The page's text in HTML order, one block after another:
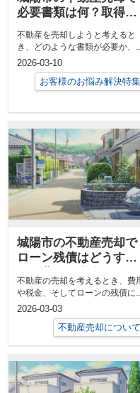
必要書類は何？取得や
費用も解説します
不動産を売却しようと考えると
き、どのような書類が必要か、
金や費用の準備は十分かと不安に
感じる方は...
2026-03-10
お客様のお悩み解決特集
城陽市の不動産売却で
ローン残債はどうす
ントも紹介
不動産の売却を考えるとき、費
や税金、そしてローンの残債に
いて不安や疑問を感じる方は多い
のではな...
2026-03-03
不動産売却について